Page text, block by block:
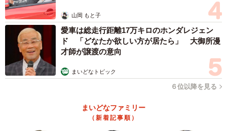
山岡 もと子
愛車は総走行距離17万キロのホンダレジェン
ド 「どなたか欲しい方が居たら」 大御所漫
才師が譲渡の意向
まいどなトピック
６位以降を見る
まいどなファミリー
（新着記事順）